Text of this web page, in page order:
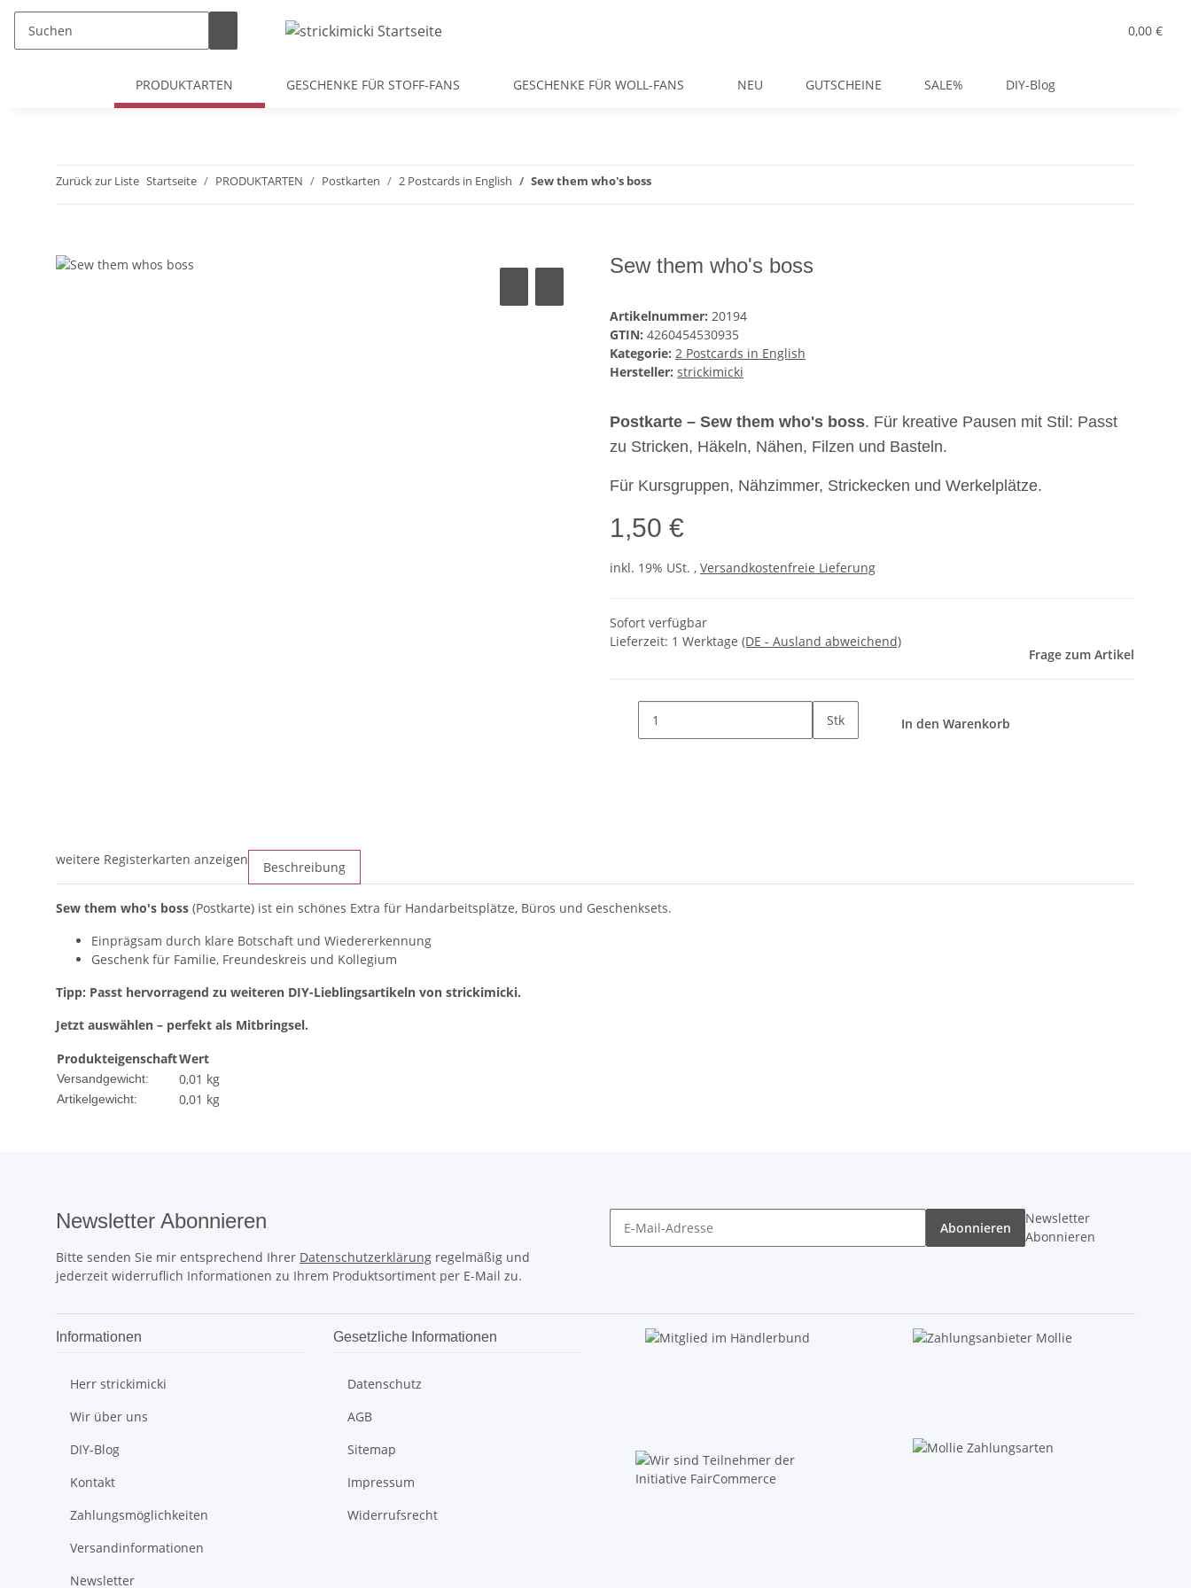
0,00 €
PRODUKTARTEN GESCHENKE FÜR STOFF-FANS GESCHENKE FÜR WOLL-FANS NEU GUTSCHEINE SALE% DIY-Blog
Zurück zur Liste Startseite PRODUKTARTEN Postkarten 2 Postcards in English Sew them who's boss
Sew them who's boss
Artikelnummer: 20194
GTIN: 4260454530935
Kategorie: 2 Postcards in English
Hersteller: strickimicki
Postkarte – Sew them who's boss. Für kreative Pausen mit Stil: Passt
zu Stricken, Häkeln, Nähen, Filzen und Basteln.
Für Kursgruppen, Nähzimmer, Strickecken und Werkelplätze.
1,50 €
inkl. 19% USt. , Versandkostenfreie Lieferung
Sofort verfügbar
Lieferzeit: 1 Werktage (DE - Ausland abweichend)
Frage zum Artikel
Stk In den Warenkorb
weitere Registerkarten anzeigen Beschreibung
Sew them who's boss (Postkarte) ist ein schönes Extra für Handarbeitsplätze, Büros und Geschenksets.
Einprägsam durch klare Botschaft und Wiedererkennung
Geschenk für Familie, Freundeskreis und Kollegium
Tipp: Passt hervorragend zu weiteren DIY-Lieblingsartikeln von strickimicki.
Jetzt auswählen – perfekt als Mitbringsel.
ProdukteigenschaftWert
Versandgewicht: 0,01 kg
Artikelgewicht: 0,01 kg
Newsletter Abonnieren
Bitte senden Sie mir entsprechend Ihrer Datenschutzerklärung regelmäßig und
jederzeit widerruflich Informationen zu Ihrem Produktsortiment per E-Mail zu.
Abonnieren
Newsletter
Abonnieren
Informationen
Herr strickimicki
Wir über uns
DIY-Blog
Kontakt
Zahlungsmöglichkeiten
Versandinformationen
Newsletter
Gesetzliche Informationen
Datenschutz
AGB
Sitemap
Impressum
Widerrufsrecht